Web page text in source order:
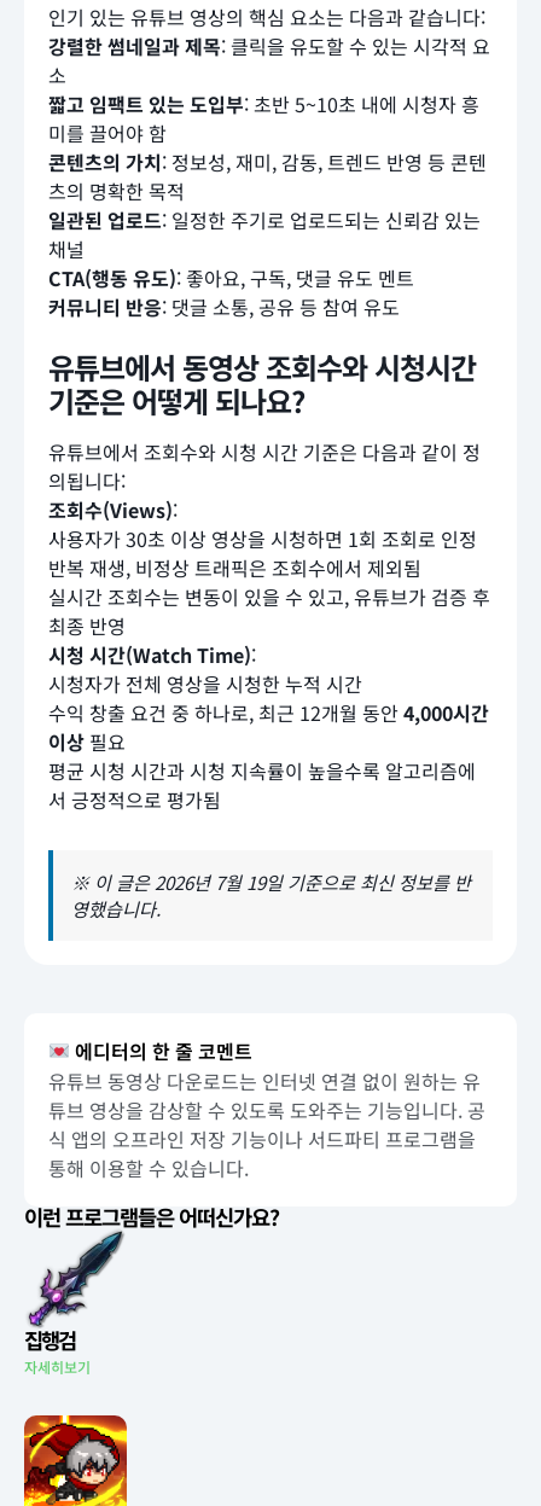
인기 있는 유튜브 영상의 핵심 요소는 다음과 같습니다:
강렬한 썸네일과 제목: 클릭을 유도할 수 있는 시각적 요
소
짧고 임팩트 있는 도입부: 초반 5~10초 내에 시청자 흥
미를 끌어야 함
콘텐츠의 가치: 정보성, 재미, 감동, 트렌드 반영 등 콘텐
츠의 명확한 목적
일관된 업로드: 일정한 주기로 업로드되는 신뢰감 있는
채널
CTA(행동 유도): 좋아요, 구독, 댓글 유도 멘트
커뮤니티 반응: 댓글 소통, 공유 등 참여 유도
유튜브에서 동영상 조회수와 시청시간
기준은 어떻게 되나요?
유튜브에서 조회수와 시청 시간 기준은 다음과 같이 정
의됩니다:
조회수(Views):
사용자가 30초 이상 영상을 시청하면 1회 조회로 인정
반복 재생, 비정상 트래픽은 조회수에서 제외됨
실시간 조회수는 변동이 있을 수 있고, 유튜브가 검증 후
최종 반영
시청 시간(Watch Time):
시청자가 전체 영상을 시청한 누적 시간
수익 창출 요건 중 하나로, 최근 12개월 동안4,000시간
이상 필요
평균 시청 시간과 시청 지속률이 높을수록 알고리즘에
서 긍정적으로 평가됨
※ 이 글은 2026년 7월 19일 기준으로 최신 정보를 반
영했습니다.
에디터의 한 줄 코멘트
유튜브 동영상 다운로드는 인터넷 연결 없이 원하는 유
튜브 영상을 감상할 수 있도록 도와주는 기능입니다. 공
식 앱의 오프라인 저장 기능이나 서드파티 프로그램을
통해 이용할 수 있습니다.
이런 프로그램들은 어떠신가요?
집행검
자세히보기